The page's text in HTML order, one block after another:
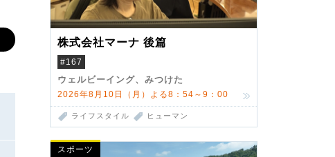
株式会社マーナ 後篇
#167
ウェルビーイング、みつけた
2026年8月10日（月）よる8：54～9：00
ライフスタイル ヒューマン
スポーツ